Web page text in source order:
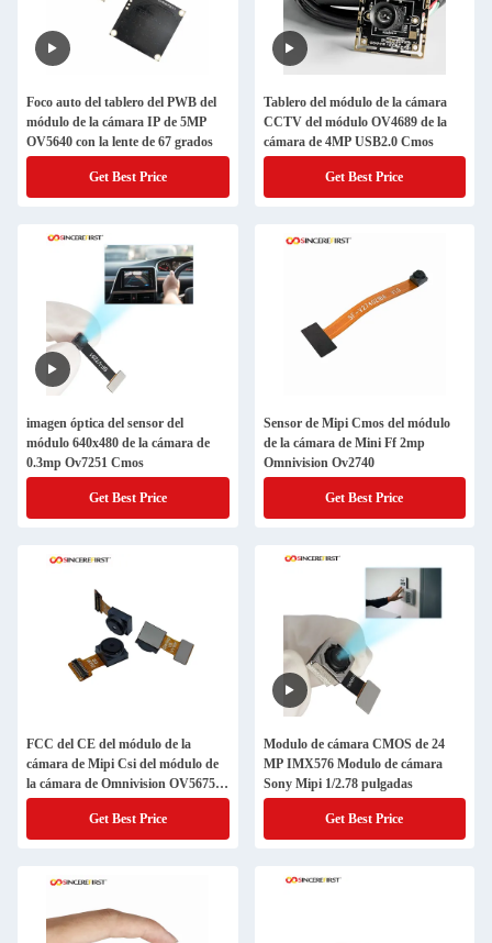
Foco auto del tablero del PWB del
módulo de la cámara IP de 5MP
OV5640 con la lente de 67 grados
Get Best Price
Tablero del módulo de la cámara
CCTV del módulo OV4689 de la
cámara de 4MP USB2.0 Cmos
Get Best Price
imagen óptica del sensor del
módulo 640x480 de la cámara de
0.3mp Ov7251 Cmos
Get Best Price
Sensor de Mipi Cmos del módulo
de la cámara de Mini Ff 2mp
Omnivision Ov2740
Get Best Price
FCC del CE del módulo de la
cámara de Mipi Csi del módulo de
la cámara de Omnivision OV5675
Cmos
Get Best Price
Modulo de cámara CMOS de 24
MP IMX576 Modulo de cámara
Sony Mipi 1/2.78 pulgadas
Get Best Price